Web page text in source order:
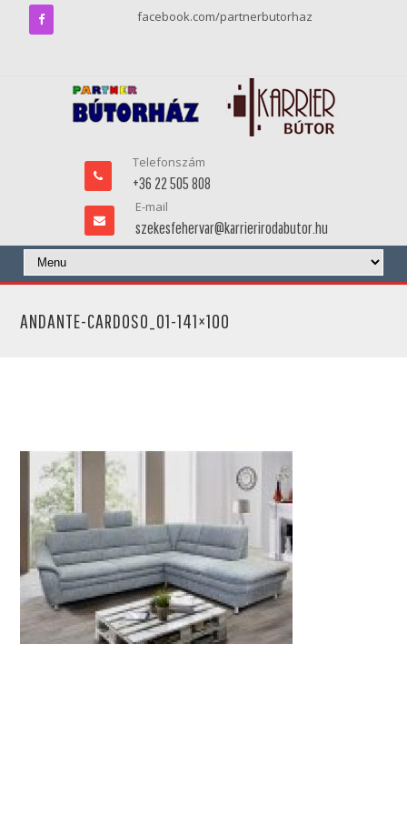
facebook.com/partnerbutorhaz
Telefonszám
+36 22 505 808
E-mail
szekesfehervar@karrierirodabutor.hu
ANDANTE-CARDOSO_01-141×100